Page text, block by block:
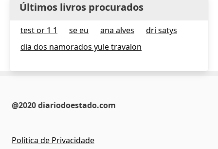
Últimos livros procurados
test or 1 1 se eu ana alves
dri satys
dia dos namorados yule travalon
@2020 diariodoestado.com
Política de Privacidade